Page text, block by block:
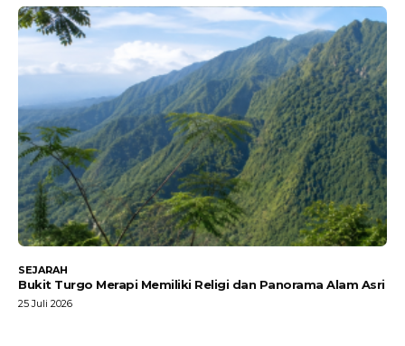
SEJARAH
Bukit Turgo Merapi Memiliki Religi dan Panorama Alam Asri
25 Juli 2026